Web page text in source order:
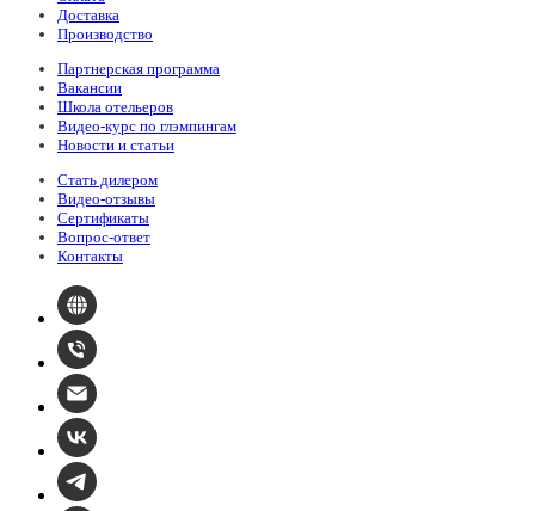
Доставка
Производство
Партнерская программа
Вакансии
Школа отельеров
Видео-курс по глэмпингам
Новости и статьи
Стать дилером
Видео-отзывы
Сертификаты
Вопрос-ответ
Контакты